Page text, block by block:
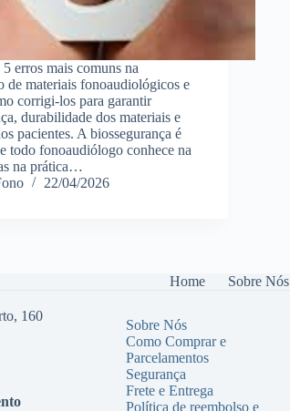
erros mais comuns na
de materiais fonoaudiológicos e
corrigi-los para garantir
durabilidade dos materiais e
pacientes. A biossegurança é
todo fonoaudiólogo conhece na
na prática…
22/04/2026
Home Sobre Nós
160
Sobre Nós
Como Comprar e
Parcelamentos
Segurança
Frete e Entrega
Política de reembolso e